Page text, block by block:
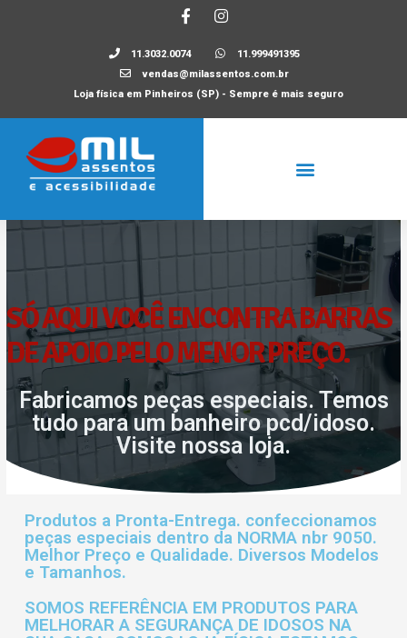
11.3032.0074
11.999491395
vendas@milassentos.com.br
Loja física em Pinheiros (SP) - Sempre é mais seguro
SÓ AQUI VOCÊ ENCONTRA BARRAS
DE APOIO PELO MENOR PREÇO.
Fabricamos peças especiais. Temos
tudo para um banheiro pcd/idoso.
Visite nossa loja.
Produtos a Pronta-Entrega. confeccionamos
peças especiais dentro da NORMA nbr 9050.
Melhor Preço e Qualidade. Diversos Modelos
e Tamanhos.
SOMOS REFERÊNCIA EM PRODUTOS PARA
MELHORAR A SEGURANÇA DE IDOSOS NA